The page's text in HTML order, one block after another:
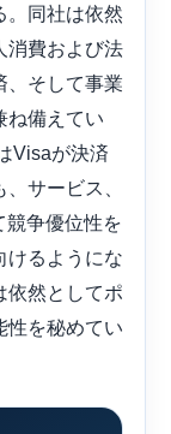
。同社は依然
消費および法
、そして事業
ね備えてい
Visaが決済
サービス、
競争優位性を
けるようにな
依然としてポ
性を秘めてい